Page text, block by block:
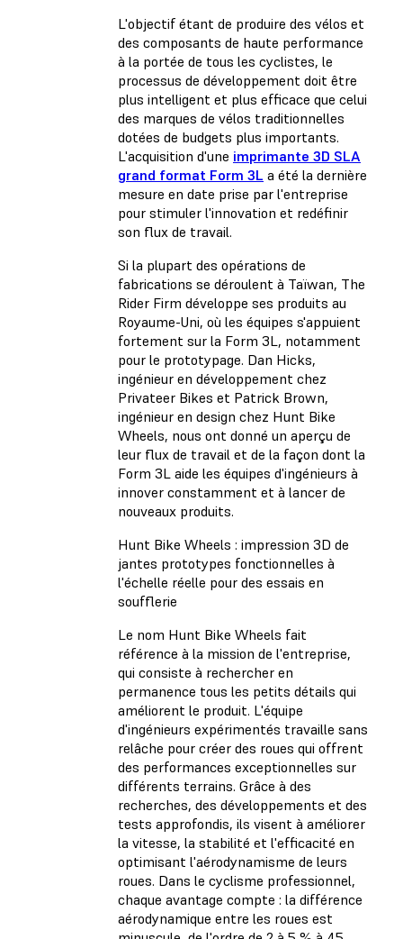
L'objectif étant de produire des vélos et
des composants de haute performance
à la portée de tous les cyclistes, le
processus de développement doit être
plus intelligent et plus efficace que celui
des marques de vélos traditionnelles
dotées de budgets plus importants.
L'acquisition d'une imprimante 3D SLA
grand format Form 3L a été la dernière
mesure en date prise par l'entreprise
pour stimuler l'innovation et redéfinir
son flux de travail.
Si la plupart des opérations de
fabrications se déroulent à Taïwan, The
Rider Firm développe ses produits au
Royaume-Uni, où les équipes s'appuient
fortement sur la Form 3L, notamment
pour le prototypage. Dan Hicks,
ingénieur en développement chez
Privateer Bikes et Patrick Brown,
ingénieur en design chez Hunt Bike
Wheels, nous ont donné un aperçu de
leur flux de travail et de la façon dont la
Form 3L aide les équipes d'ingénieurs à
innover constamment et à lancer de
nouveaux produits.
Hunt Bike Wheels : impression 3D de
jantes prototypes fonctionnelles à
l'échelle réelle pour des essais en
soufflerie
Le nom Hunt Bike Wheels fait
référence à la mission de l'entreprise,
qui consiste à rechercher en
permanence tous les petits détails qui
améliorent le produit. L'équipe
d'ingénieurs expérimentés travaille sans
relâche pour créer des roues qui offrent
des performances exceptionnelles sur
différents terrains. Grâce à des
recherches, des développements et des
tests approfondis, ils visent à améliorer
la vitesse, la stabilité et l'efficacité en
optimisant l'aérodynamisme de leurs
roues. Dans le cyclisme professionnel,
chaque avantage compte : la différence
aérodynamique entre les roues est